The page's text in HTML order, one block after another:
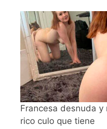
Francesa desnuda y
rico culo que tiene